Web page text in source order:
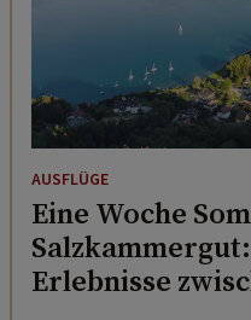
AUSFLÜGE
Eine Woche
Erlebnisse